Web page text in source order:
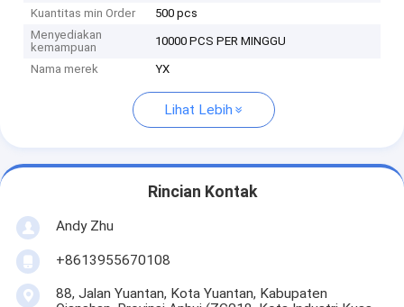
Kuantitas min Order
500 pcs
Menyediakan
kemampuan
10000 PCS PER MINGGU
Nama merek YX
Lihat Lebih
Rincian Kontak
Andy Zhu
+8613955670108
88, Jalan Yuantan, Kota Yuantan, Kabupaten